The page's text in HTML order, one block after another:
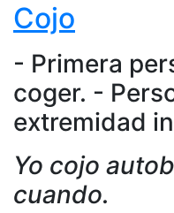
Cojo
- Primera
coger. -
extremidad
Yo cojo
cuando.